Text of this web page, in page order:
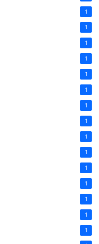
1
1
1
1
1
1
1
1
1
1
1
1
1
1
1